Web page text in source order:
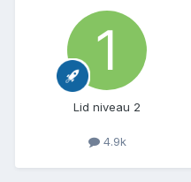
Lid niveau 2
4.9k